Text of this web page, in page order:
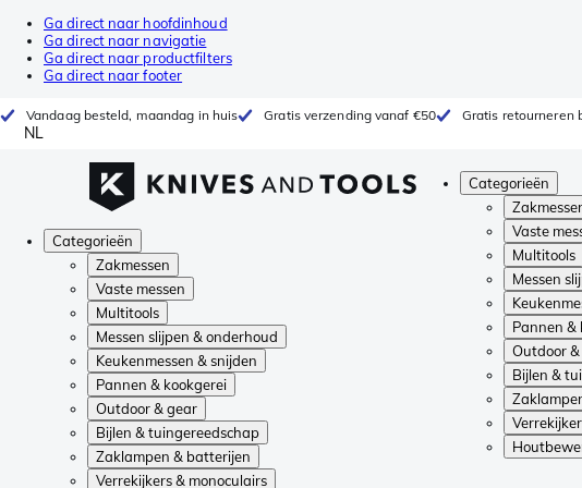
Ga direct naar hoofdinhoud
Ga direct naar navigatie
Ga direct naar productfilters
Ga direct naar footer
Vandaag besteld, maandag in huis Gratis verzending vanaf €50 Gratis retourneren
NL
Categorieën
Vaste
Multitools
Messen
Pannen &
Outdoor
Bijlen &
Categorieën
Zakmessen
Vaste messen
Multitools
Messen slijpen & onderhoud
Keukenmessen & snijden
Pannen & kookgerei
Outdoor & gear
Bijlen & tuingereedschap
Zaklampen & batterijen
Verrekijkers & monoculairs